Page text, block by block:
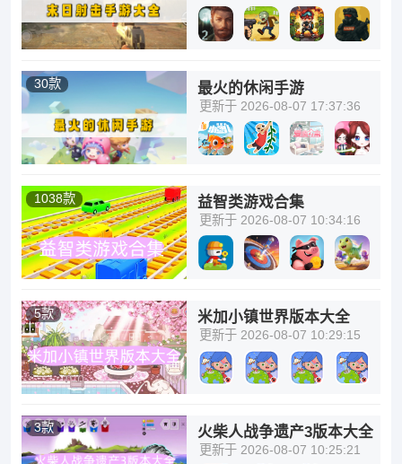
30款 最火的休闲手游
更新于 2026-08-07 17:37:36
1038款 益智类游戏合集
更新于 2026-08-07 10:34:16
5款 米加小镇世界版本大全
更新于 2026-08-07 10:29:15
3款 火柴人战争遗产3版本大全
更新于 2026-08-07 10:25:21